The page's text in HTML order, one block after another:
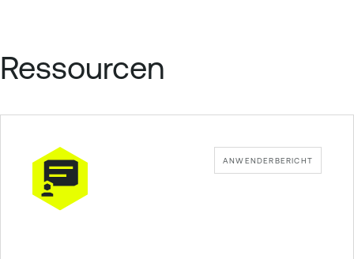
Ressourcen
ANWENDERBERICHT